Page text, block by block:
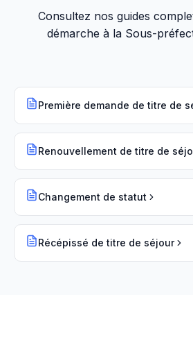
Consultez nos guides
démarche à la Sous-
Première demande de titre de
Renouvellement de titre de
Changement de statut
Récépissé de titre de séjour